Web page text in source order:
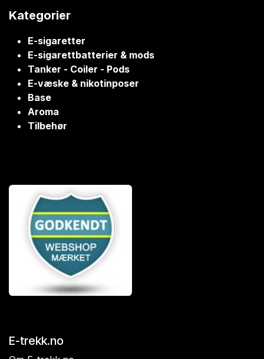
Kategorier
E-sigaretter
E-sigarettbatterier & mods
Tanker - Coiler - Pods
E-væske & nikotinposer
Base
Aroma
Tilbehør
E-trekk.no